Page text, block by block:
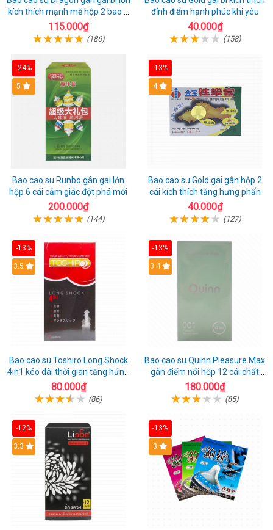
kích thích mạnh mẽ hộp 2 bao +
1 riêng
115.000₫
(186)
đỉnh điểm hạnh phúc khi yêu
40.000₫
(158)
-24%
Hot
5
Bao cao su Runbo gân gai lớn
hộp 6 cái cảm giác đột phá mới
200.000₫
(144)
-13%
Hot
4
Bao cao su Gold gai gân hộp 2
cái kích thích tăng hưng phấn
40.000₫
(127)
-13%
3.5
Bao cao su Toshiro Long Shock
4in1 kéo dài thời gian tăng hứng
thú hộp 10
80.000₫
(86)
-13%
3.4
Bao cao su Quinn Pleasure Max
gân điểm nổi hộp 12 cái chất
lượng
180.000₫
(85)
-12%
3.3
-13%
3